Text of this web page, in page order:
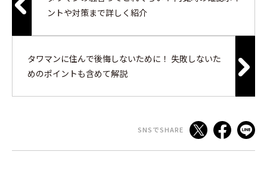
ントや対策まで詳しく紹介
タワマンに住んで後悔しないために！ 失敗しないた
めのポイントも含めて解説
SNSでSHARE